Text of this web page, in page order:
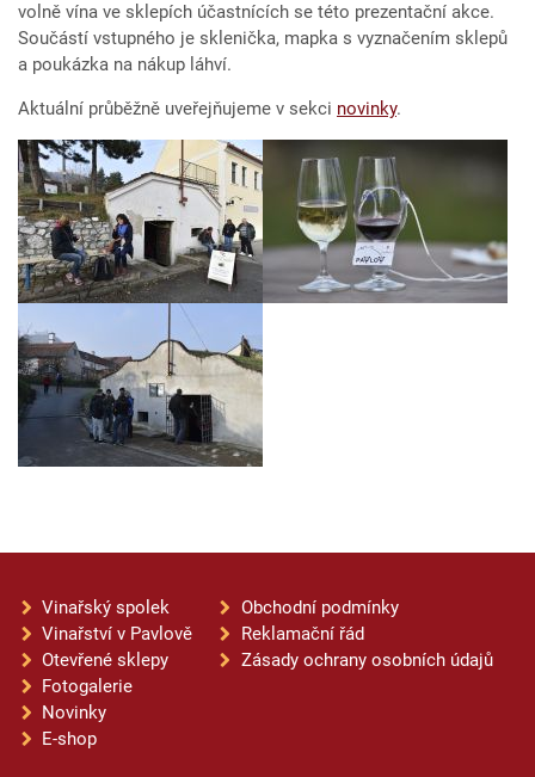
volně vína ve sklepích účastnících se této prezentační akce.
Součástí vstupného je sklenička, mapka s vyznačením sklepů
a poukázka na nákup láhví.
Aktuální průběžně uveřejňujeme v sekci novinky.
Vinařský spolek
Vinařství v Pavlově
Otevřené sklepy
Fotogalerie
Novinky
E-shop
Obchodní podmínky
Reklamační řád
Zásady ochrany osobních údajů